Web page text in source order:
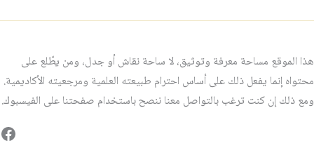
هذا الموقع مساحة معرفة وتوثيق، لا ساحة نقاش أو جدل، ومن يطّلع على
محتواه إنما يفعل ذلك على أساس احترام طبيعته العلمية ومرجعيته الأكاديمية.
ومع ذلك إن كنت ترغب بالتواصل معنا ننصح باستخدام صفحتنا على الفيسبوك.